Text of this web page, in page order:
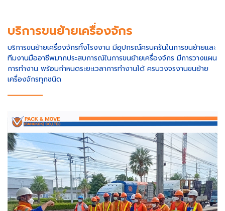
บริการขนย้ายเครื่องจักร
บริการขนย้ายเครื่องจักรทั้งโรงงาน มีอุปกรณ์ครบครันในการขนย้ายและ
ทีมงานมืออาชีพมากประสบการณ์ในการขนย้ายเครื่องจักร มีการวางแผน
การทำงาน พร้อมกำหนดระยะเวลาการทำงานได้ ครบวงจรงานขนย้าย
เครื่องจักรทุกชนิด